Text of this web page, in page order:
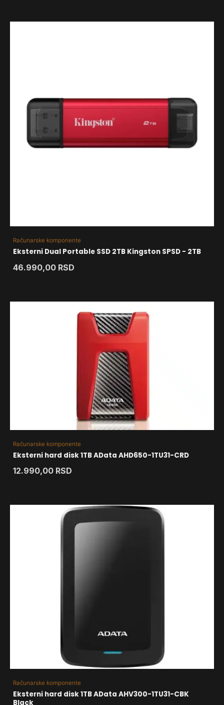
Računarske komponente
Eksterni Dual Portable SSD 2TB Kingston SPSD - 2TB
46.990,00 RSD
Računarske komponente
Eksterni hard disk 1TB AData AHD650-1TU31-CRD
12.990,00 RSD
Računarske komponente
Eksterni hard disk 1TB AData AHV300-1TU31-CBK
Black